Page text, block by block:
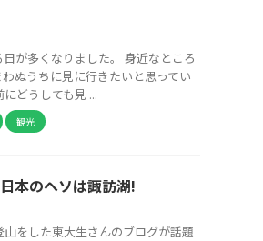
が多くなりました。 身近なところ
ぬうちに見に行きたいと思ってい
どうしても見 ...
観光
本のヘソは諏訪湖!
をした東大生さんのブログが話題